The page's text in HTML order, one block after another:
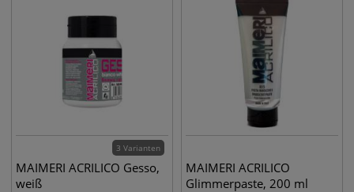
3 Varianten
MAIMERI ACRILICO Gesso,
weiß
MAIMERI ACRILICO
Glimmerpaste, 200 ml